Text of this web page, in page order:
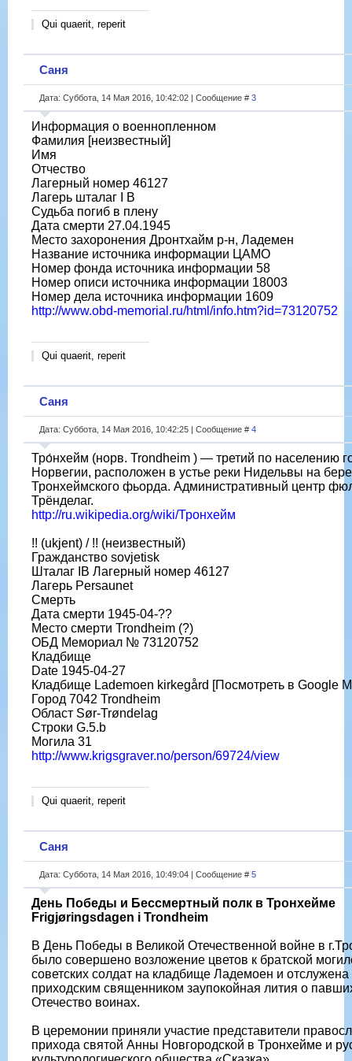
Qui quaerit, reperit
Саня
Дата: Суббота, 14 Мая 2016, 10:42:02 | Сообщение # 3
Информация о военнопленном
Фамилия [неизвестный]
Имя
Отчество
Лагерный номер 46127
Лагерь шталаг I B
Судьба погиб в плену
Дата смерти 27.04.1945
Место захоронения Дронтхайм р-н, Ладемен
Название источника информации ЦАМО
Номер фонда источника информации 58
Номер описи источника информации 18003
Номер дела источника информации 1609
http://www.obd-memorial.ru/html/info.htm?id=73120752
Qui quaerit, reperit
Саня
Дата: Суббота, 14 Мая 2016, 10:42:25 | Сообщение # 4
Тро́нхейм (норв. Trondheim ) — третий по населению
Норвегии, расположен в устье реки Нидельвы на
Тронхеймского фьорда. Административный центр
Трёнделаг.
http://ru.wikipedia.org/wiki/Тронхейм
!! (ukjent) / !! (неизвестный)
Гражданство sovjetisk
Шталаг IB Лагерный номер 46127
Лагерь Persaunet
Смерть
Дата смерти 1945-04-??
Место смерти Trondheim (?)
ОБД Мемориал № 73120752
Кладбище
Date 1945-04-27
Кладбище Lademoen kirkegård [Посмотреть в Google
Город 7042 Trondheim
Област Sør-Trøndelag
Строки G.5.b
Могила 31
http://www.krigsgraver.no/person/69724/view
Qui quaerit, reperit
Саня
Дата: Суббота, 14 Мая 2016, 10:49:04 | Сообщение # 5
День Победы и Бессмертный полк в Тронхейме
Frigjøringsdagen i Trondheim
В День Победы в Великой Отечественной войне в
было совершено возложение цветов к братской
советских солдат на кладбище Ладемоен и отслужена
приходским священником заупокойная лития о
Отечество воинах.
В церемонии приняли участие представители
прихода святой Анны Новгородской в Тронхейме и